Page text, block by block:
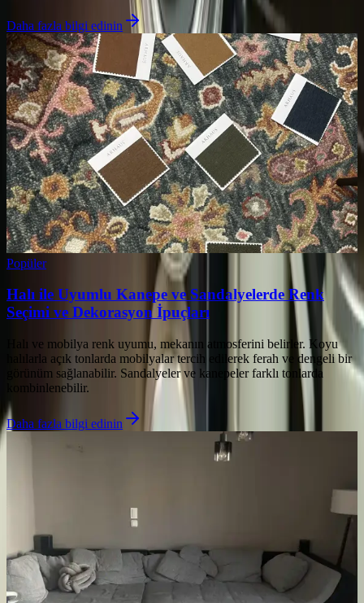
Daha fazla bilgi edinin
Popüler
Halı ile Uyumlu Kanepe ve Sandalyelerde Renk
Seçimi ve Dekorasyon İpuçları
Halı ve mobilya renk uyumu, mekanın atmosferini belirler. Koyu
halılarla açık tonlarda mobilyalar tercih edilerek ferah ve dengeli bir
görünüm sağlanabilir. Sandalyeler ve kanepeler farklı tonlarda
kombinlenebilir.
Daha fazla bilgi edinin